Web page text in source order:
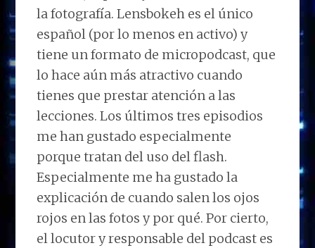
la fotografía. Lensbokeh es el único
español (por lo menos en activo) y
tiene un formato de micropodcast, que
lo hace aún más atractivo cuando
tienes que prestar atención a las
lecciones. Los últimos tres episodios
me han gustado especialmente
porque tratan del uso del flash.
Especialmente me ha gustado la
explicación de cuando salen los ojos
rojos en las fotos y por qué. Por cierto,
el locutor y responsable del podcast es